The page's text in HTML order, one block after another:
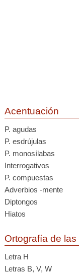
Acentuación
P. agudas
P. esdrújulas
P. monosílabas
Interrogativos
P. compuestas
Adverbios -mente
Diptongos
Hiatos
Ortografía de las
Letra H
Letras B, V, W